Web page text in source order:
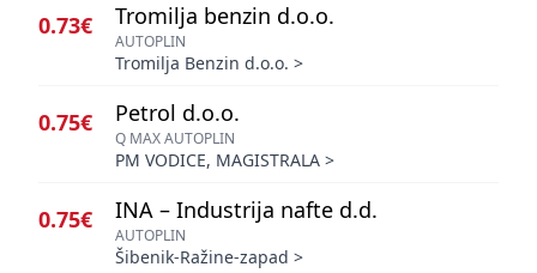
0.73€ Tromilja benzin d.o.o.
AUTOPLIN
Tromilja Benzin d.o.o. >
0.75€ Petrol d.o.o.
Q MAX AUTOPLIN
PM VODICE, MAGISTRALA >
0.75€ INA – Industrija nafte d.d.
AUTOPLIN
Šibenik-Ražine-zapad >